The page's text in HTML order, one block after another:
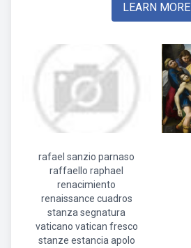
LEARN MORE
rafael sanzio parnaso
raffaello raphael
renacimiento
renaissance cuadros
stanza segnatura
vaticano vatican fresco
stanze estancia apolo